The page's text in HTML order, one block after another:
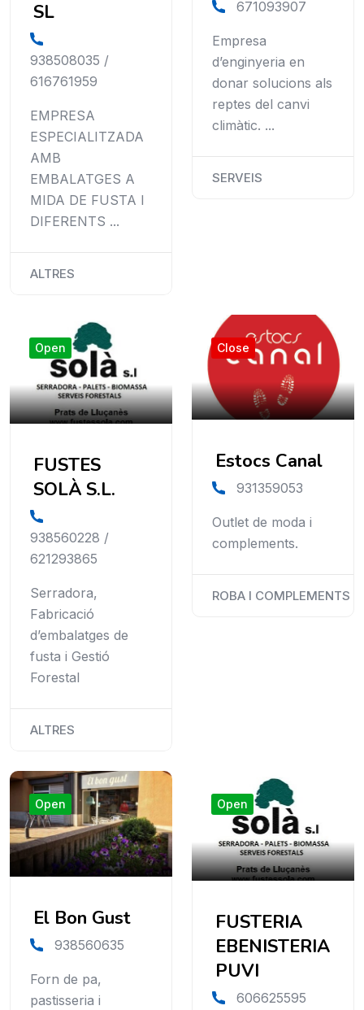
SL
938508035 /
616761959
EMPRESA
ESPECIALITZADA
AMB
EMBALATGES A
MIDA DE FUSTA I
DIFERENTS ...
ALTRES
671093907
Empresa
d’enginyeria en
donar solucions als
reptes del canvi
climàtic. ...
SERVEIS
Open
FUSTES
SOLÀ S.L.
938560228 /
621293865
Serradora,
Fabricació
d’embalatges de
fusta i Gestió
Forestal
ALTRES
Close
Estocs Canal
931359053
Outlet de moda i
complements.
ROBA I COMPLEMENTS
Open
El Bon Gust
938560635
Forn de pa,
pastisseria i
Open
FUSTERIA
EBENISTERIA
PUVI
606625595